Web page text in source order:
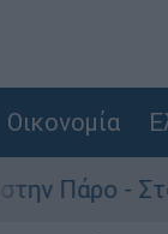
Οικονομία
- Στο